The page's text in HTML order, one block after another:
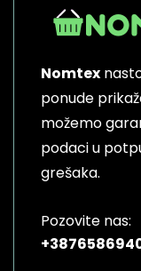
Nomtex
ponude
možemo
podaci u
grešaka.
Pozovite nas: